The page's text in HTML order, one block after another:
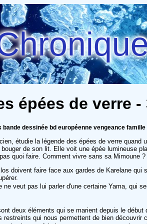
épées de verre
dessinée bd européenne vengeance
étudie la légende des épées de verre
de son lit. Elle voit une épée lumineuse
quoi faire. Comment vivre sans sa Mimoune
doivent faire face aux gardes de Karelane
ne veut pas lui parler d'une certaine Yama, qui
deux éléments qui se marient depuis le
restreints qui nous permettent de bien